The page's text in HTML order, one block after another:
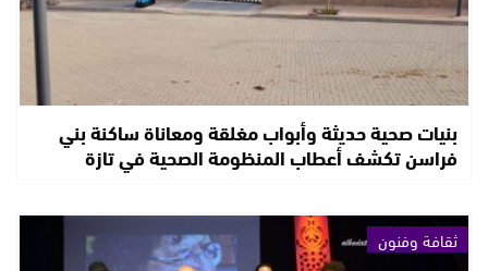
بنيات صحية حديثة وأبواب مغلقة ومعاناة ساكنة بني
فراسن تكشف أعطاب المنظومة الصحية في تازة
ثقافة وفنون